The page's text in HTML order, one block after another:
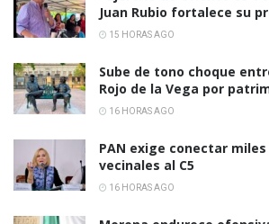
Juan Rubio fortalece su
15 HORAS AGO
Sube de tono choque
Rojo de la Vega por
16 HORAS AGO
PAN exige conectar
vecinales al C5
16 HORAS AGO